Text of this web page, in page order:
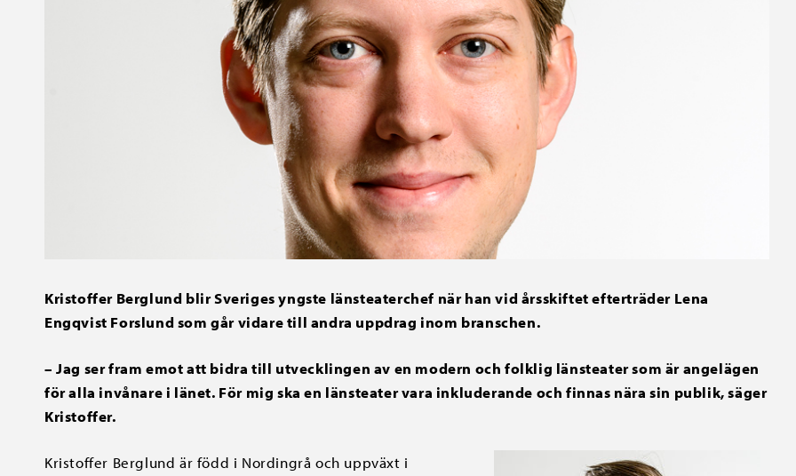
Kristoffer Berglund blir Sveriges yngste länsteaterchef när han vid årsskiftet efterträder Lena
Engqvist Forslund som går vidare till andra uppdrag inom branschen.
– Jag ser fram emot att bidra till utvecklingen av en modern och folklig länsteater som är angelägen
för alla invånare i länet. För mig ska en länsteater vara inkluderande och finnas nära sin publik, säger
Kristoffer.
Kristoffer Berglund är född i Nordingrå och uppväxt i